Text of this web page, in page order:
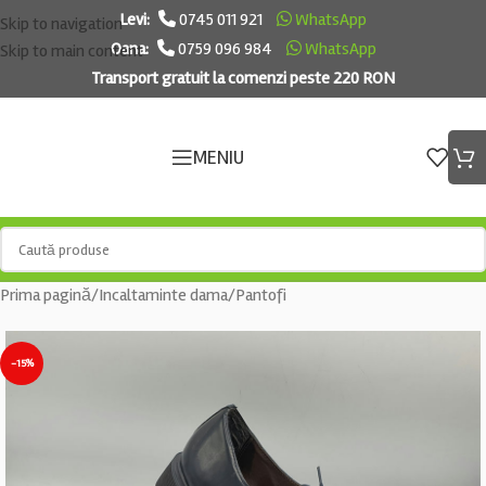
Skip to navigation
Skip to main content
Levi: 0745 011 921
WhatsApp
Oana:
0759 096 984
WhatsApp
Transport gratuit la comenzi peste 220 RON
MENIU
Prima pagină/Incaltaminte dama/Pantofi
-15%